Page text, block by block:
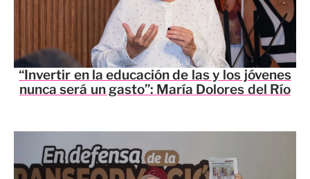
“Invertir en la educación de las y los jóvenes
nunca será un gasto”: María Dolores del Río